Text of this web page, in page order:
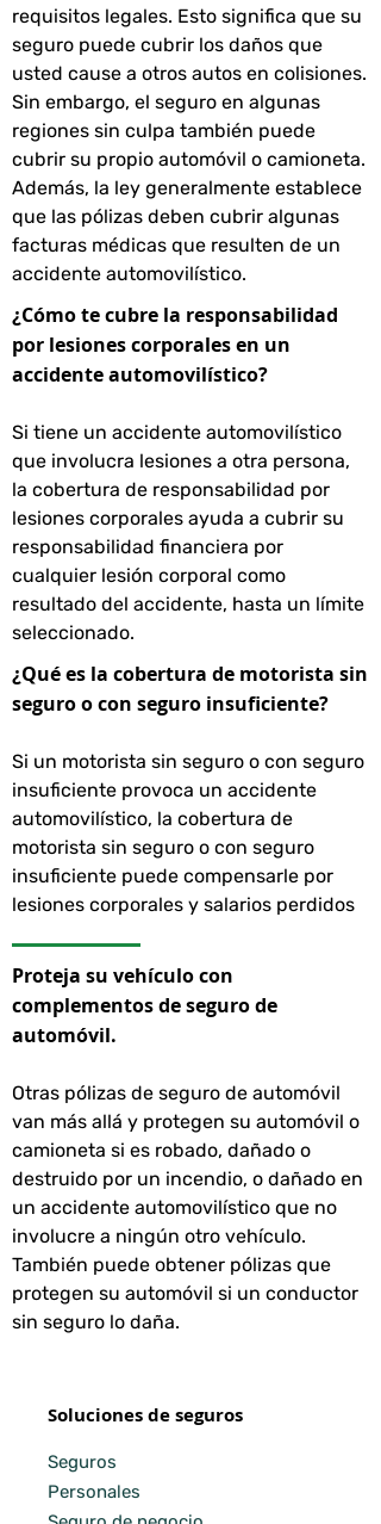
requisitos legales. Esto significa que su
seguro puede cubrir los daños que
usted cause a otros autos en colisiones.
Sin embargo, el seguro en algunas
regiones sin culpa también puede
cubrir su propio automóvil o camioneta.
Además, la ley generalmente establece
que las pólizas deben cubrir algunas
facturas médicas que resulten de un
accidente automovilístico.
¿Cómo te cubre la responsabilidad
por lesiones corporales en un
accidente automovilístico?
Si tiene un accidente automovilístico
que involucra lesiones a otra persona,
la cobertura de responsabilidad por
lesiones corporales ayuda a cubrir su
responsabilidad financiera por
cualquier lesión corporal como
resultado del accidente, hasta un límite
seleccionado.
¿Qué es la cobertura de motorista sin
seguro o con seguro insuficiente?
Si un motorista sin seguro o con seguro
insuficiente provoca un accidente
automovilístico, la cobertura de
motorista sin seguro o con seguro
insuficiente puede compensarle por
lesiones corporales y salarios perdidos
Proteja su vehículo con
complementos de seguro de
automóvil.
Otras pólizas de seguro de automóvil
van más allá y protegen su automóvil o
camioneta si es robado, dañado o
destruido por un incendio, o dañado en
un accidente automovilístico que no
involucre a ningún otro vehículo.
También puede obtener pólizas que
protegen su automóvil si un conductor
sin seguro lo daña.
Soluciones de seguros
Seguros
Personales